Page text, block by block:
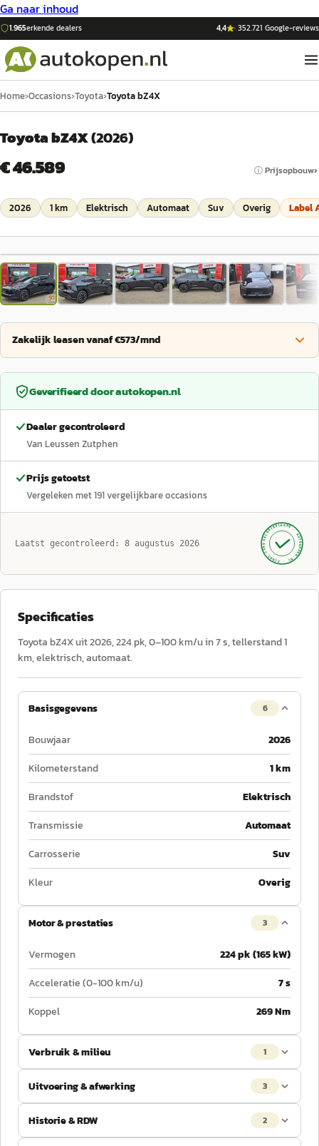
Ga naar inhoud
1.965erkende dealers 4,4 ·352.721 Google-reviews
Home›Occasions›Toyota›Toyota bZ4X
Toyota bZ4X(2026)
€ 46.589 ⓘ Prijsopbouw
2026 1 km Elektrisch Automaat Suv Overig Label
1/46
Zakelijk leasen vanaf €573/mnd
Geverifieerd doorautokopen.nl
Dealer gecontroleerd
Van Leussen Zutphen
Prijs getoetst
Vergeleken met191vergelijkbare occasions
Laatst gecontroleerd: 8 augustus 2026 GECONTROLEERD ·
AUTOKOPEN.NL
· SINDS 1999 ·
Specificaties
Toyota bZ4X uit 2026, 224 pk, 0–100 km/u in 7 s, tellerstand 1
km, elektrisch, automaat.
Basisgegevens 6
Bouwjaar
2026
Kilometerstand
1 km
Brandstof
Elektrisch
Transmissie
Automaat
Carrosserie
Suv
Kleur
Overig
Motor & prestaties 3
Vermogen
224 pk (165 kW)
Acceleratie (0-100 km/u)
7 s
Koppel
269 Nm
Verbruik & milieu 1
Uitvoering & afwerking 3
Historie & RDW 2